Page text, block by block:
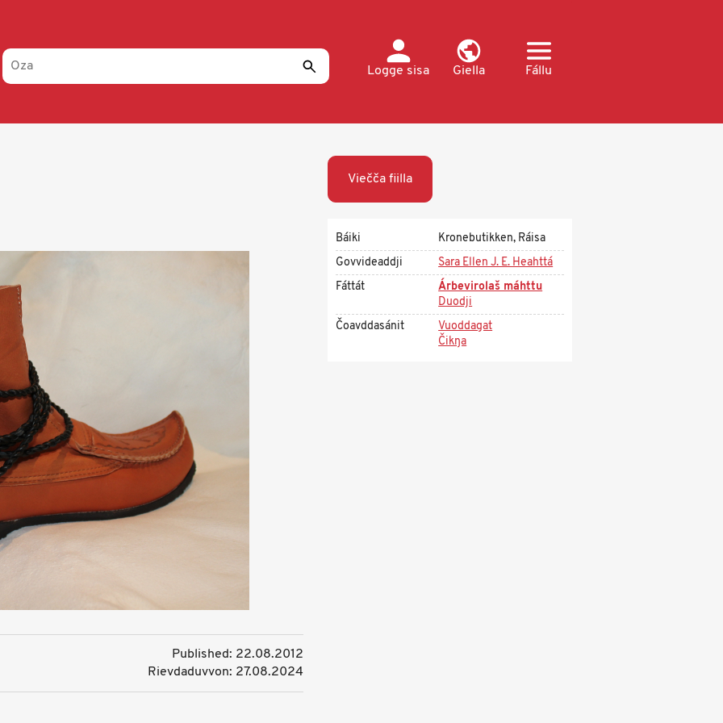
Logge sisa
Giella Fállu
Published: 22.08.2012
Rievdaduvvon: 27.08.2024
Viečča fiilla
Báiki
Kronebutikken, Ráisa
Govvideaddji
Sara Ellen J. E. Heahttá
Fáttát
Árbevirolaš máhttu
Duodji
Čoavddasánit
Vuoddagat
Čikŋa